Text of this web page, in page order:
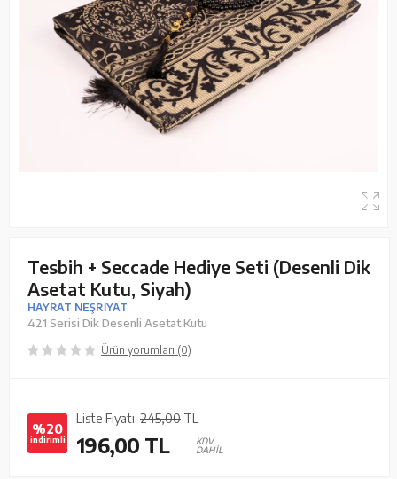
Tesbih + Seccade Hediye Seti (Desenli Dik
Asetat Kutu, Siyah)
HAYRAT NEŞRİYAT
421 Serisi Dik Desenli Asetat Kutu
Ürün yorumları (0)
%20
indirimli
Liste Fiyatı: 245,00 TL
196,00 TL
KDV
DAHİL